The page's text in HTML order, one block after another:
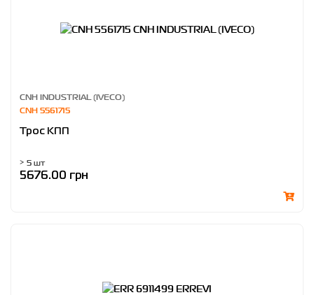
CNH INDUSTRIAL (IVECO)
CNH 5561715
Трос КПП
> 5 шт
5676.00 грн